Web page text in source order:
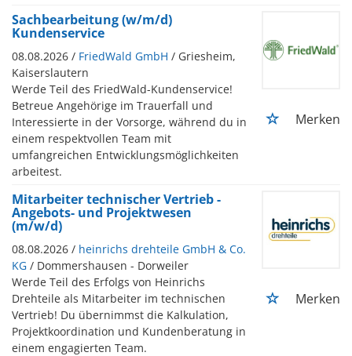
Sachbearbeitung (w/m/d)
Kundenservice
08.08.2026 / FriedWald GmbH / Griesheim,
Kaiserslautern
Werde Teil des FriedWald-Kundenservice!
Betreue Angehörige im Trauerfall und
Interessierte in der Vorsorge, während du in
einem respektvollen Team mit
umfangreichen Entwicklungsmöglichkeiten
arbeitest.
Merken
Mitarbeiter technischer Vertrieb -
Angebots- und Projektwesen
(m/w/d)
08.08.2026 / heinrichs drehteile GmbH & Co.
KG / Dommershausen - Dorweiler
Werde Teil des Erfolgs von Heinrichs
Drehteile als Mitarbeiter im technischen
Vertrieb! Du übernimmst die Kalkulation,
Projektkoordination und Kundenberatung in
einem engagierten Team.
Merken